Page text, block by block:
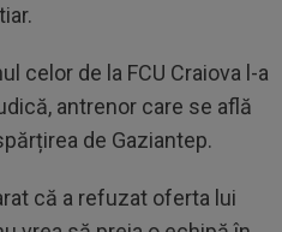
celor de la FCU Craiova l-a
antrenor care se află
de Gaziantep.
că a refuzat oferta lui